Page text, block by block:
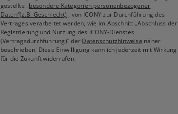
gestellte„besondere Kategorien personenbezogener
Daten“(z.B. Geschlecht) , von ICONY zur Durchführung des
Vertrages verarbeitet werden, wie im Abschnitt „Abschluss der
Registrierung und Nutzung des ICONY-Dienstes
(Vertragsdurchführung)“ der Datenschutzhinweise näher
beschrieben. Diese Einwilligung kann ich jederzeit mit Wirkung
für die Zukunft widerrufen.